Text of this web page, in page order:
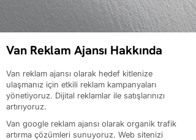
Van Reklam Ajansı Hakkında
Van reklam ajansı olarak hedef kitlenize
ulaşmanız için etkili reklam kampanyaları
yönetiyoruz. Dijital reklamlar ile satışlarınızı
artırıyoruz.
Van google reklam ajansı olarak organik trafik
artırma çözümleri sunuyoruz. Web sitenizi